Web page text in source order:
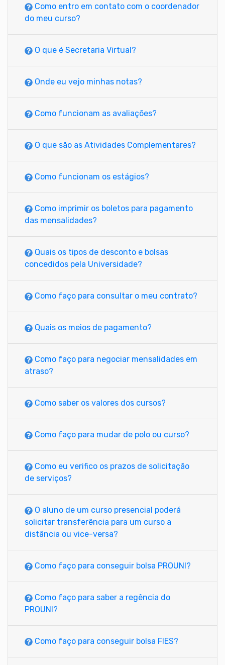
do meu curso?
O que é Secretaria Virtual?
Onde eu vejo minhas notas?
Como funcionam as avaliações?
O que são as Atividades Complementares?
Como funcionam os estágios?
das mensalidades?
concedidos pela Universidade?
Como faço para consultar o meu contrato?
Quais os meios de pagamento?
atraso?
Como saber os valores dos cursos?
Como faço para mudar de polo ou curso?
de serviços?
solicitar transferência para um curso a
distância ou vice-versa?
Como faço para conseguir bolsa PROUNI?
PROUNI?
Como faço para conseguir bolsa FIES?